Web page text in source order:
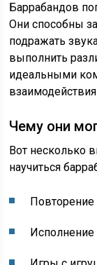
Баррабандов
Они способны
подражать
выполнить
идеальными
Чему они
Вот несколько
научиться
Повторение